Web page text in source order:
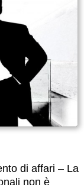
di affari – La
non è